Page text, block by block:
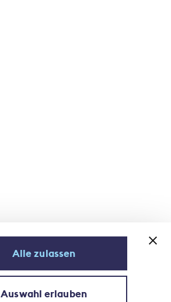
Alle zulassen
Auswahl erlauben